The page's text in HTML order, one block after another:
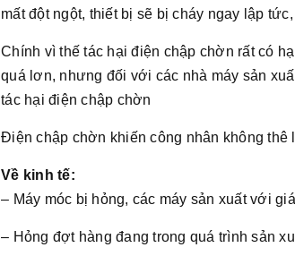
mất đột ngột, thiết bị sẽ bị cháy ngay lập
Chính vì thế tác hại điện chập chờn rất có
quá lơn, nhưng đối với các nhà máy sản
tác hại điện chập chờn
Điện chập chờn khiến công nhân không thê
Về kinh tế:
– Máy móc bị hỏng, các máy sản xuất với
– Hỏng đợt hàng đang trong quá trình sản